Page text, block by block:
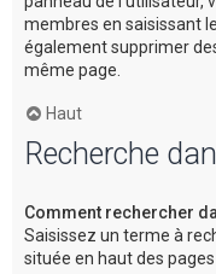
membres en saisissant
également supprimer
même page.
Haut
Recherche
Comment rechercher
Saisissez un terme à
située en haut des